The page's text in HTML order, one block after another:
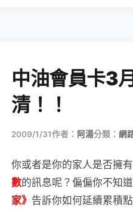
中油會員卡3
清！！
2009/1/31作者： 阿湯分類： 網
你或者是你的家人是否擁
數的訊息呢？ 偏偏你不知
家》 告訴你如何延續累積點